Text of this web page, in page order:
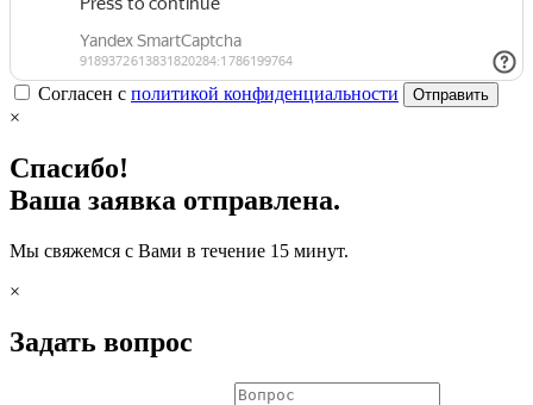
Согласен с политикой конфиденциальности Отправить
×
Спасибо!
Ваша заявка отправлена.
Мы свяжемся с Вами в течение 15 минут.
×
Задать вопрос